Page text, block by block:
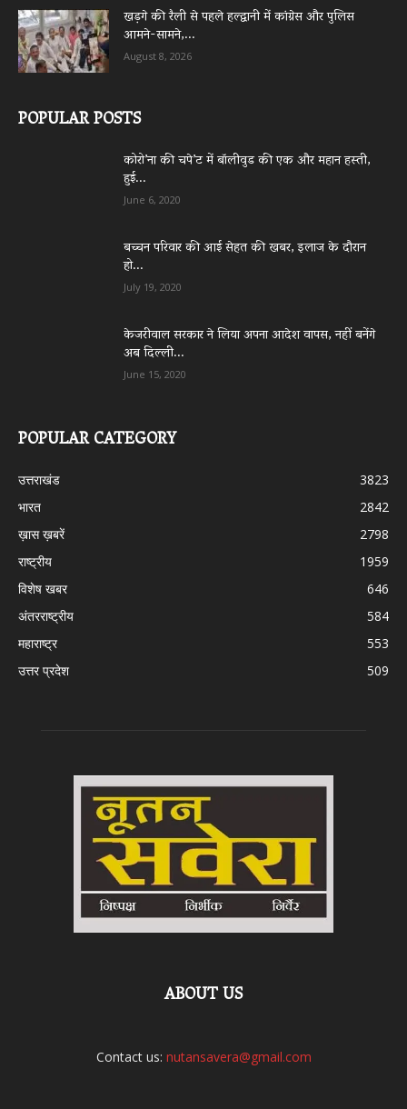
खड़गे की रैली से पहले हल्द्वानी में कांग्रेस और पुलिस
आमने-सामने,...
August 8, 2026
POPULAR POSTS
कोरो’ना की चपे’ट में बॉलीवुड की एक और महान हस्ती,
हुई...
June 6, 2020
बच्चन परिवार की आई सेहत की खबर, इलाज के दौरान
हो...
July 19, 2020
केजरीवाल सरकार ने लिया अपना आदेश वापस, नहीं बनेंगे
अब दिल्ली...
June 15, 2020
POPULAR CATEGORY
उत्तराखंड
3823
भारत
2842
ख़ास ख़बरें
2798
राष्ट्रीय
1959
विशेष खबर
646
अंतरराष्ट्रीय
584
महाराष्ट्र
553
उत्तर प्रदेश
509
ABOUT US
Contact us: nutansavera@gmail.com